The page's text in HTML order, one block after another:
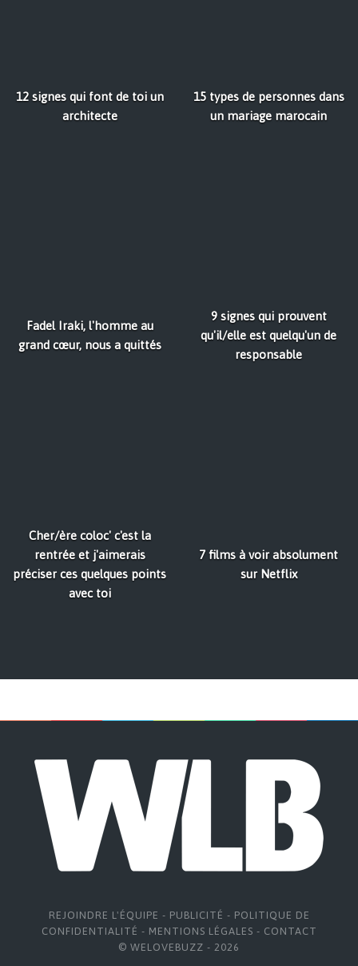
12 signes qui font de toi un
architecte
15 types de personnes dans
un mariage marocain
Fadel Iraki, l'homme au
grand cœur, nous a quittés
9 signes qui prouvent
qu'il/elle est quelqu'un de
responsable
Cher/ère coloc' c'est la
rentrée et j'aimerais
préciser ces quelques points
avec toi
7 films à voir absolument
sur Netflix
REJOINDRE L'ÉQUIPE - PUBLICITÉ - POLITIQUE DE
CONFIDENTIALITÉ - MENTIONS LÉGALES - CONTACT
© WELOVEBUZZ - 2026